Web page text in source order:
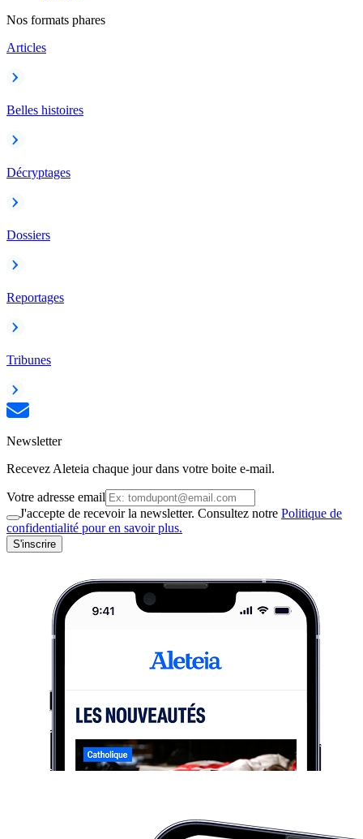
Nos formats phares
Articles
Belles histoires
Décryptages
Dossiers
Reportages
Tribunes
Newsletter
Recevez Aleteia chaque jour dans votre boite e-mail.
Votre adresse email
J'accepte de recevoir la newsletter. Consultez notre Politique de
confidentialité pour en savoir plus.
S'inscrire